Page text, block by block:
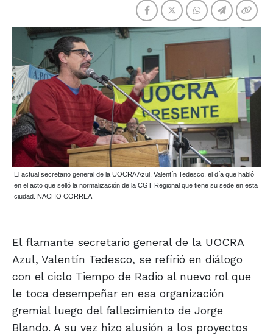
El actual secretario general de la UOCRA Azul, Valentín Tedesco, el día que habló
en el acto que selló la normalización de la CGT Regional que tiene su sede en esta
ciudad. NACHO CORREA
El flamante secretario general de la UOCRA
Azul, Valentín Tedesco, se refirió en diálogo
con el ciclo Tiempo de Radio al nuevo rol que
le toca desempeñar en esa organización
gremial luego del fallecimiento de Jorge
Blando. A su vez hizo alusión a los proyectos